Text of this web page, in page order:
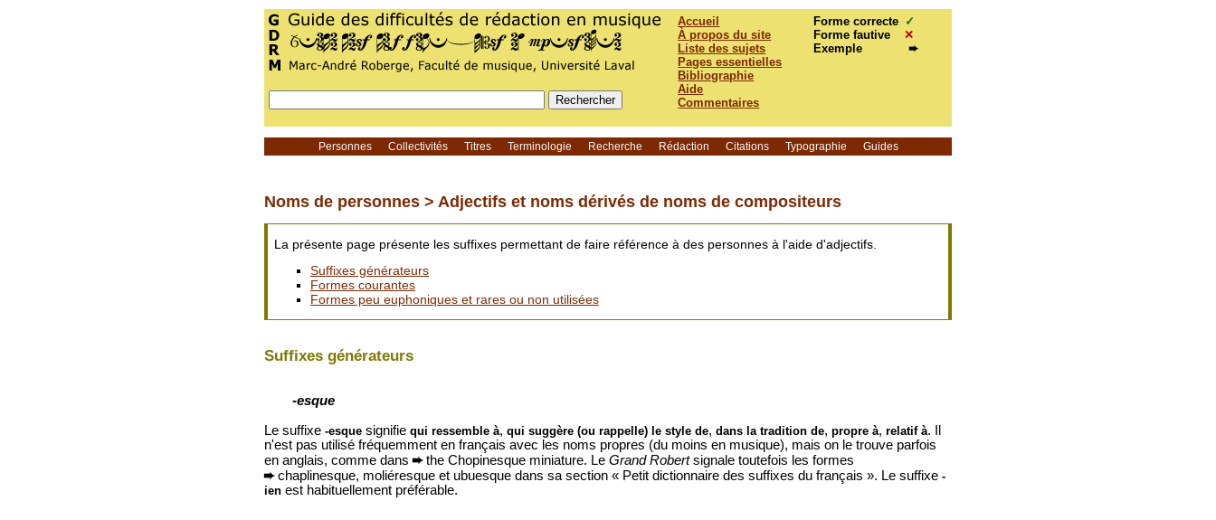
Accueil
À propos du site
Liste des sujets
Pages essentielles
Bibliographie
Aide
Commentaires
Forme correcte ✓
Forme fautive✕
Exemple➨
Personnes Collectivités Titres Terminologie Recherche Rédaction Citations Typographie Guides
Noms de personnes > Adjectifs et noms dérivés de noms de compositeurs
La présente page présente les suffixes permettant de faire référence à des personnes à l'aide d'adjectifs.
Suffixes générateurs
Formes courantes
Formes peu euphoniques et rares ou non utilisées
Suffixes générateurs
-esque
Le suffixe -esque signifie qui ressemble à, qui suggère (ou rappelle) le style de, dans la tradition de, propre à, relatif à. Il
n'est pas utilisé fréquemment en français avec les noms propres (du moins en musique), mais on le trouve parfois
en anglais, comme dans➨the Chopinesque miniature. Le Grand Robertsignale toutefois les formes
➨chaplinesque, moliéresque et ubuesque dans sa section « Petit dictionnaire des suffixes du français ». Le suffixe -
ien est habituellement préférable.